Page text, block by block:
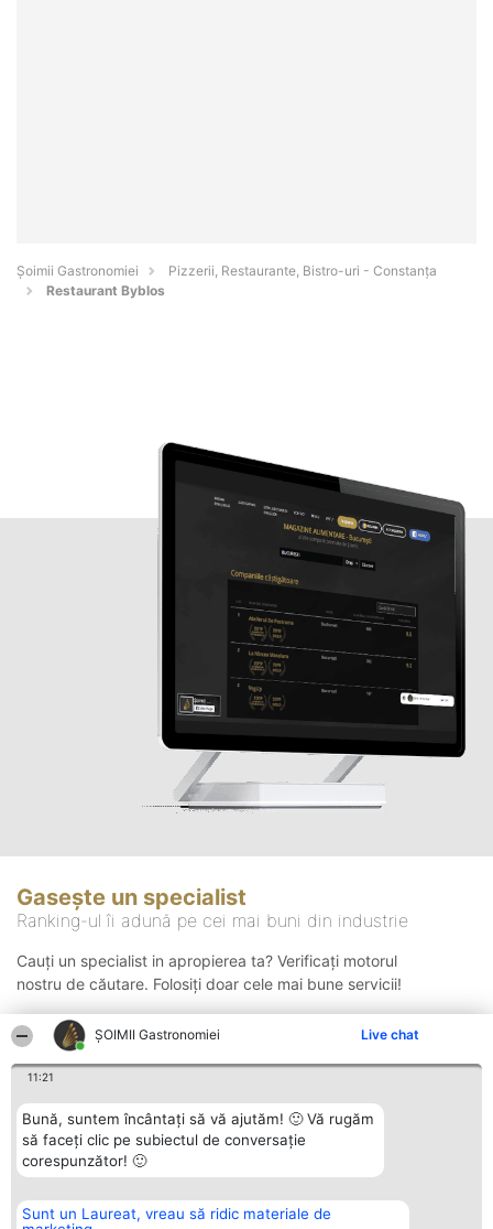
ȘOIMII Gastronomiei Live chat
11:21
Bună, suntem încântați să vă ajutăm! 🙂 Vă rugăm
să faceți clic pe subiectul de conversație
corespunzător! 🙂
Sunt un Laureat, vreau să ridic materiale de
Șoimii Gastronomiei
Pizzerii, Restaurante, Bistro-uri - Constanţa
Restaurant Byblos
Gasește un specialist
Ranking-ul îi adună pe cei mai buni din industrie
Cauți un specialist in apropierea ta? Verificați motorul
nostru de căutare. Folosiți doar cele mai bune servicii!
Organizator Ranking Plebiscyt Contact